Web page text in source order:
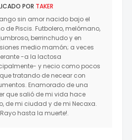
POR TAKER
sin amor nacido bajo el
de Piscis. Futbolero, melómano,
berrinchudo y en
medio mamón; a veces
-a la lactosa
y necio como pocos
tratando de necear con
Enamorado de una
que salió de mi vida hace
de mi ciudad y de mi Necaxa.
hasta la muerte!.